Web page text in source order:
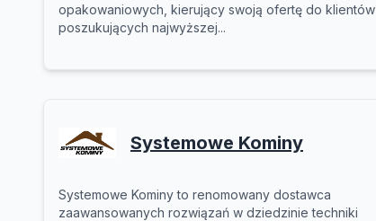
opakowaniowych, kierujący swoją ofertę do klientów
poszukujących najwyższej...
Systemowe Kominy
Systemowe Kominy to renomowany dostawca
zaawansowanych rozwiązań w dziedzinie techniki